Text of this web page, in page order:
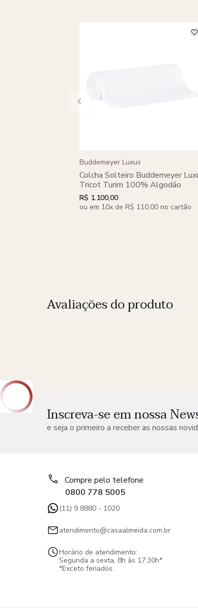
Buddemeyer Luxus
Colcha Solteiro Buddemeyer
Tricot Turim 100% Algodão
R$ 1.100,00
ou em 10x de R$ 110,00 no cartão
Avaliações do produto
Inscreva-se em nossa
e seja o primeiro a receber as nossas
Compre pelo telefone
0800 778 5005
(11) 9 8880 - 1020
atendimento@casaalmeida.com.br
Horário de atendimento:
Segunda a sexta, 8h às 17:30h*
*Exceto feriados.